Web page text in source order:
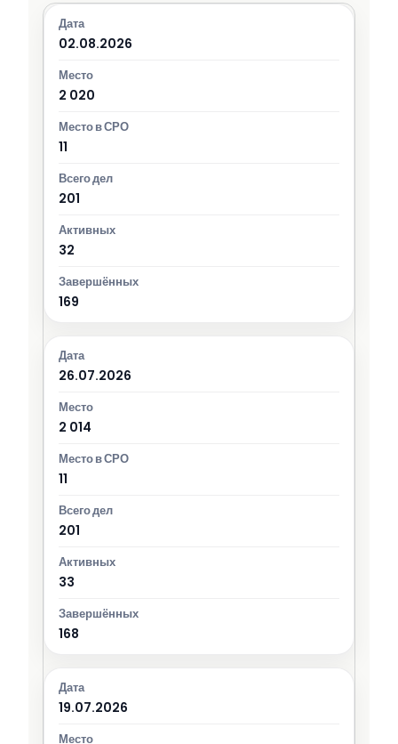
02.08.2026
2 020
11
201
32
169
26.07.2026
2 014
11
201
33
168
19.07.2026